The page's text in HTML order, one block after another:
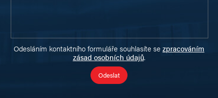
Odesláním kontaktního formuláře souhlasíte se zpracováním
zásad osobních údajů.